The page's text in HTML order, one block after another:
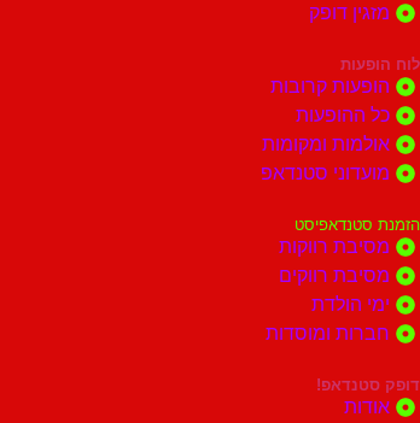
מזגין דופק
לוח הופעות
הופעות קרובות
כל ההופעות
אולמות ומקומות
מועדוני סטנדאפ
הזמנת סטנדאפיסט
מסיבת רווקות
מסיבת רווקים
ימי הולדת
חברות ומוסדות
דופק סטנדאפ!
אודות